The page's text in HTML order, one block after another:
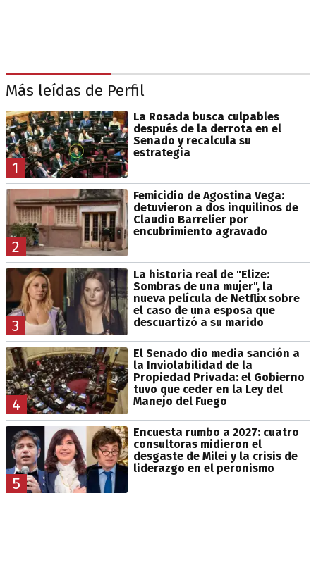
Más leídas de Perfil
1
La Rosada busca culpables
después de la derrota en el
Senado y recalcula su
estrategia
2
Femicidio de Agostina Vega:
detuvieron a dos inquilinos de
Claudio Barrelier por
encubrimiento agravado
3
La historia real de "Elize:
Sombras de una mujer", la
nueva película de Netflix sobre
el caso de una esposa que
descuartizó a su marido
4
El Senado dio media sanción a
la Inviolabilidad de la
Propiedad Privada: el Gobierno
tuvo que ceder en la Ley del
Manejo del Fuego
5
Encuesta rumbo a 2027: cuatro
consultoras midieron el
desgaste de Milei y la crisis de
liderazgo en el peronismo